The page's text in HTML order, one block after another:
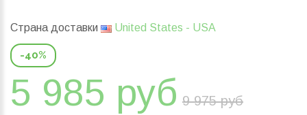
Страна доставки United States - USA
-40%
5 985 руб 9 975 руб